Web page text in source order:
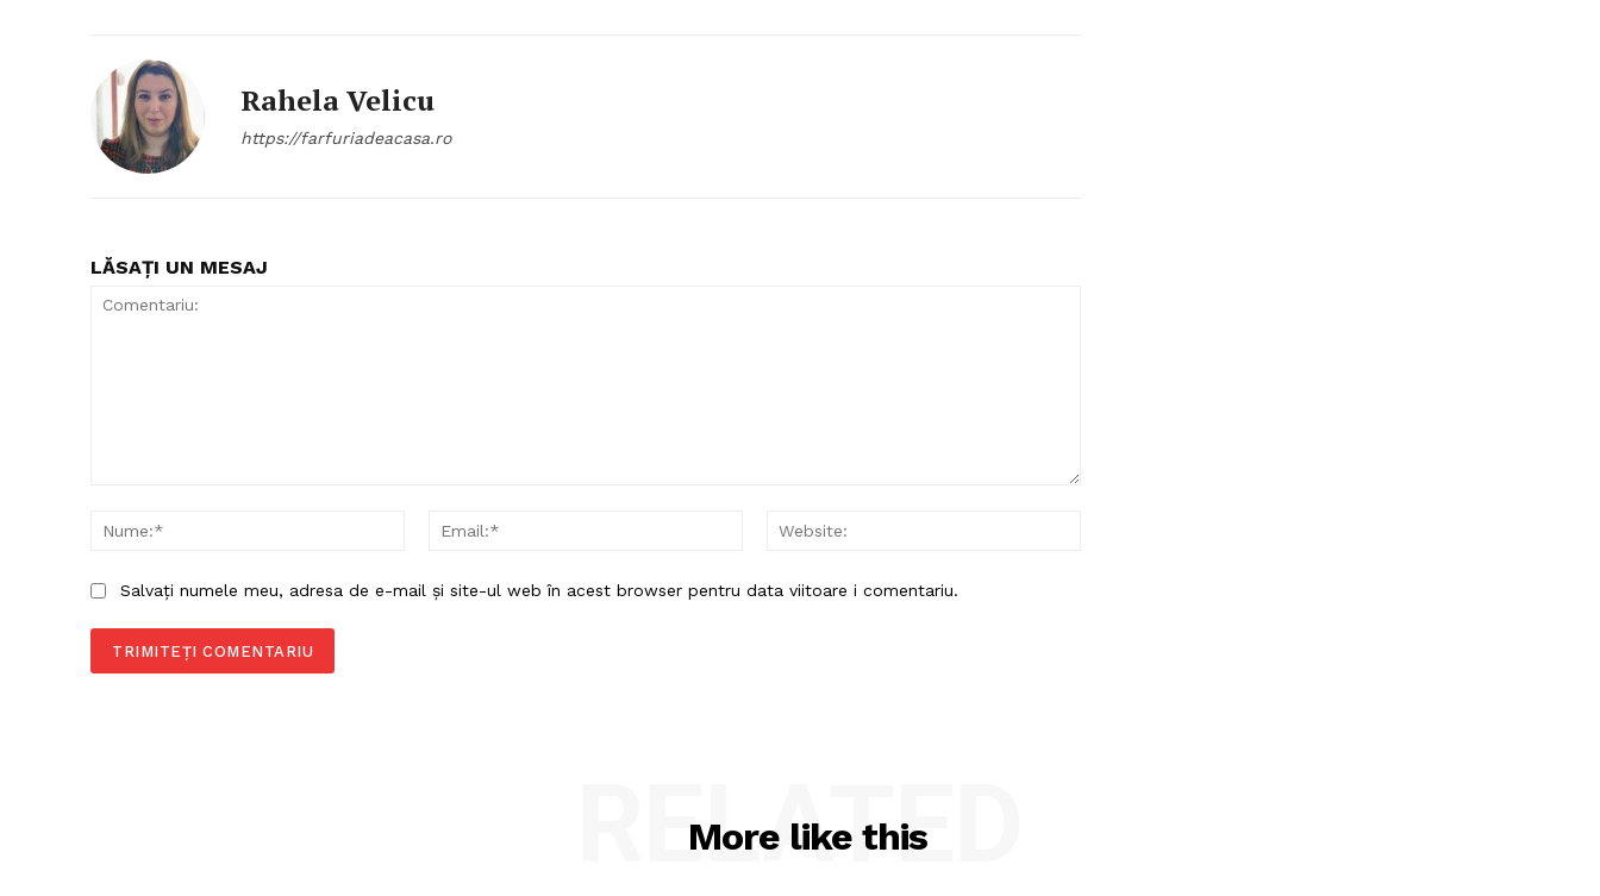
Rahela Velicu
https://farfuriadeacasa.ro
LĂSAȚI UN MESAJ
Nume:*
Email:*
Salvați numele meu, adresa de e-mail și site-ul web în acest browser pentru data viitoare i comentariu.
More like this
RELATED